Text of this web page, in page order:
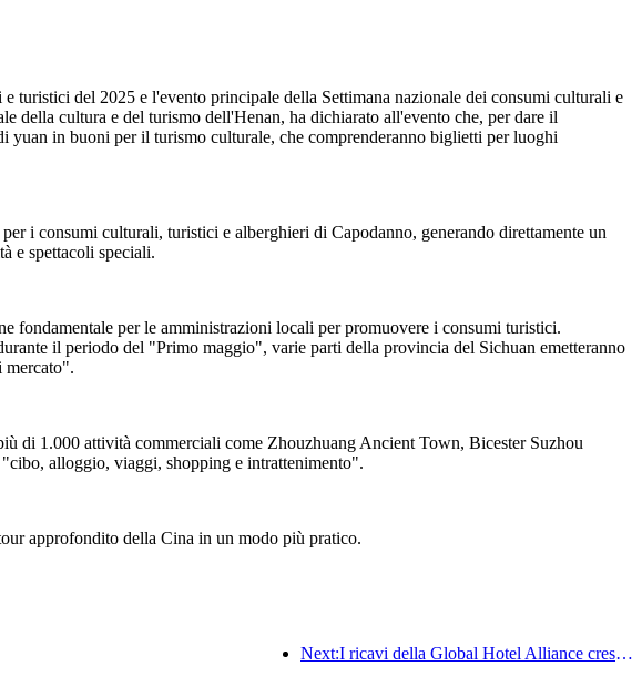
del 2025 e l'evento principale della Settimana nazionale dei consumi culturali e
cultura e del turismo dell'Henan, ha dichiarato all'evento che, per dare il
in buoni per il turismo culturale, che comprenderanno biglietti per luoghi
i consumi culturali, turistici e alberghieri di Capodanno, generando direttamente un
e spettacoli speciali.
fondamentale per le amministrazioni locali per promuovere i consumi turistici.
il periodo del "Primo maggio", varie parti della provincia del Sichuan emetteranno
mercato".
di 1.000 attività commerciali come Zhouzhuang Ancient Town, Bicester Suzhou
alloggio, viaggi, shopping e intrattenimento".
approfondito della Cina in un modo più pratico.
Next:I ricavi della Global Hotel Alliance cresceranno del 15% nel primo trimestre del 2025